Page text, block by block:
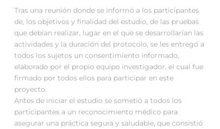
Tras una reunión donde se informó a los participantes
de, los objetivos y finalidad del estudio, de las pruebas
que debían realizar, lugar en el que se desarrollarían las
actividades y la duración del protocolo, se les entregó a
todos los sujetos un consentimiento informado,
elaborado por el propio equipo investigador, el cual fue
firmado por todos ellos para participar en este
proyecto.
Antes de iniciar el estudio se sometió a todos los
participantes a un reconocimiento médico para
asegurar una práctica segura y saludable, que consistió